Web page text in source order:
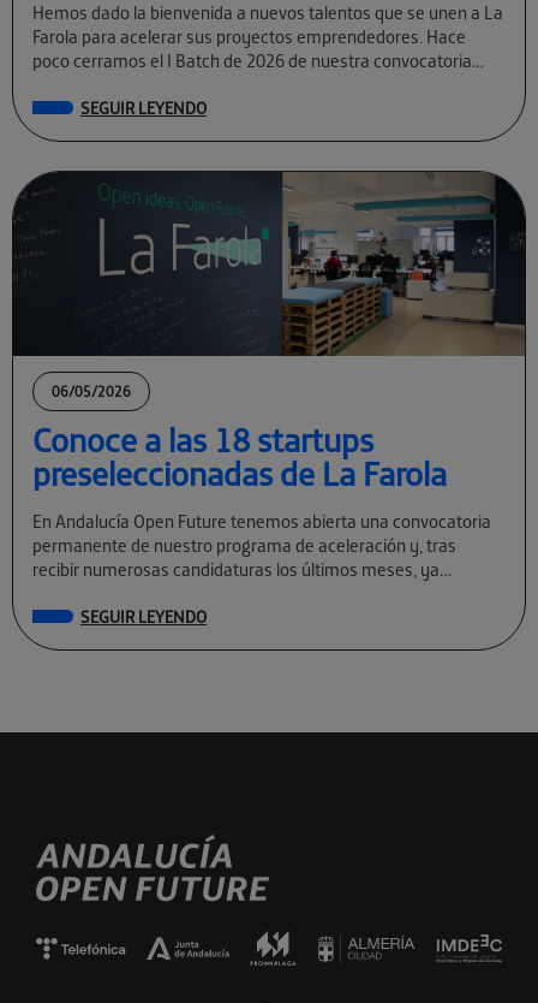
Hemos dado la bienvenida a nuevos talentos que se unen a La
Farola para acelerar sus proyectos emprendedores. Hace
poco cerramos el I Batch de 2026 de nuestra convocatoria
SEGUIR LEYENDO
06/05/2026
Conoce a las 18 startups
preseleccionadas de La Farola
En Andalucía Open Future tenemos abierta una convocatoria
permanente de nuestro programa de aceleración y, tras
recibir numerosas candidaturas los últimos meses, ya
SEGUIR LEYENDO